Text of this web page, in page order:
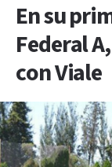
En su
Federal
con Viale